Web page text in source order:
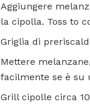
Aggiungere
la cipolla. Toss to
Griglia di
Mettere melanzane,
facilmente se è su
Grill cipolle circa